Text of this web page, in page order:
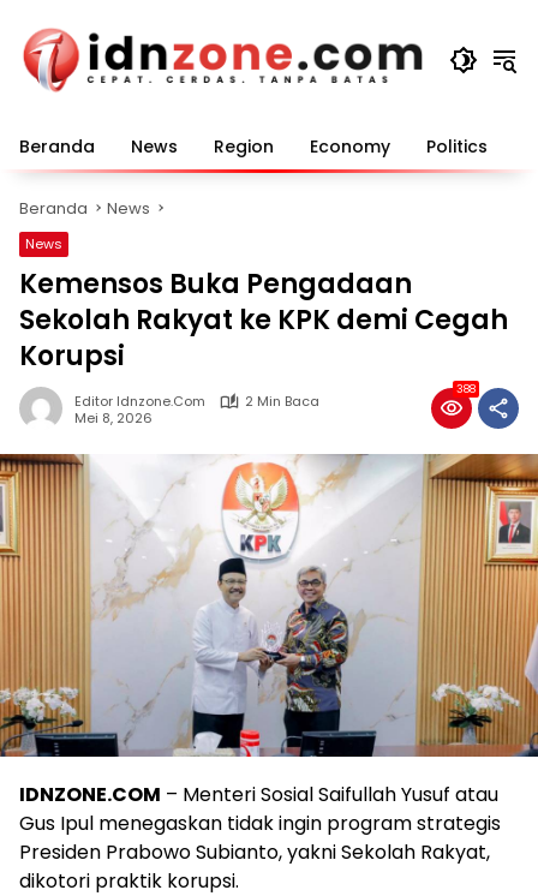
konten
Beranda News Region Economy Politics
Beranda News
News
Kemensos Buka Pengadaan
Sekolah Rakyat ke KPK demi Cegah
Korupsi
Editor Idnzone.com
2 Min Baca
Mei 8, 2026
388
IDNZONE.COM – Menteri Sosial Saifullah Yusuf atau
Gus Ipul menegaskan tidak ingin program strategis
Presiden Prabowo Subianto, yakni Sekolah Rakyat,
dikotori praktik korupsi.